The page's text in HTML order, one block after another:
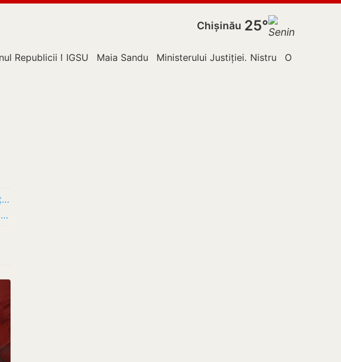
Chișinău 25°
Republicii Moldova
IGSU Maia Sandu Ministerului Justiției Nistru Orhei
VIDEO Flăcări într-un apartament din Chișinău. Patru echipaje de pompieri, la fața locului
Brâncuși stabilește un record de public la Berlin. Expoziția este cea mai vizitată de 14…